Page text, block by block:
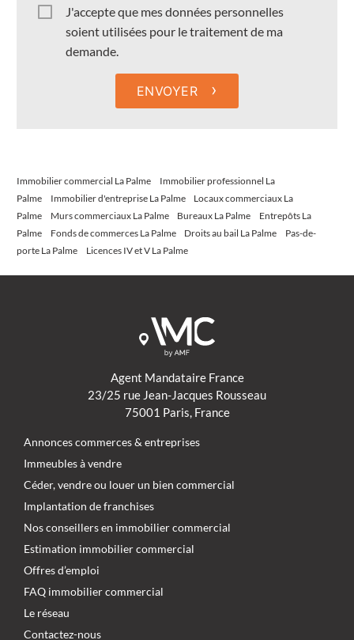
J'accepte que mes données personnelles
soient utilisées pour le traitement de ma
demande.
ENVOYER ›
Immobilier commercial La Palme
Immobilier professionnel La
Palme
Immobilier d'entreprise La Palme
Locaux commerciaux La
Palme
Murs commerciaux La Palme Bureaux La Palme
Entrepôts La
Palme
Fonds de commerces La Palme Droits au bail La Palme
Pas-de-
porte La Palme
Licences IV et V La Palme
Agent Mandataire France
23/25 rue Jean-Jacques Rousseau
75001 Paris, France
Annonces commerces & entreprises
Immeubles à vendre
Céder, vendre ou louer un bien commercial
Implantation de franchises
Nos conseillers en immobilier commercial
Estimation immobilier commercial
Offres d’emploi
FAQ immobilier commercial
Le réseau
Contactez-nous